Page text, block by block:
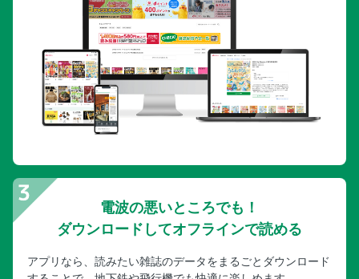
電波の悪いところでも！
ダウンロードしてオフラインで読める
アプリなら、読みたい雑誌のデータをまるごとダウンロード